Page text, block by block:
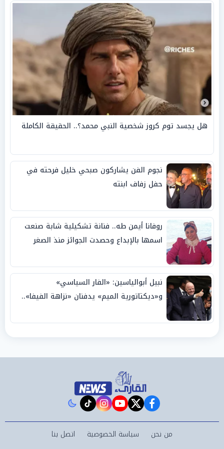
هل يجسد توم كروز شخصية النبي محمد؟.. الحقيقة الكاملة
نجوم الفن يشاركون صبحي خليل فرحته في
حفل زفاف ابنته
روفانا أيمن طه.. فنانة تشكيلية شابة صنعت
اسمها بالإبداع وحصدت الجوائز منذ الصغر
نبيل أبوالياسين: «الفار السياسي»
و«ديكتاتورية الميم» يدفنان «نزاهة الفيفا»..
facebook
twitter
youtube
instagram
tiktok
من نحن سياسة الخصوصية اتصل بنا